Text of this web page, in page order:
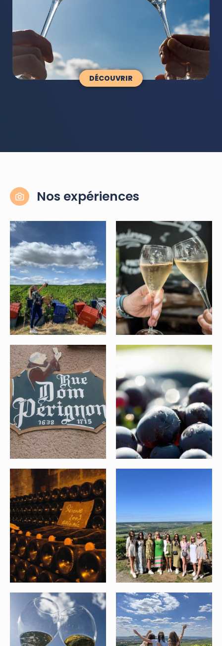
DÉCOUVRIR
Nos expériences